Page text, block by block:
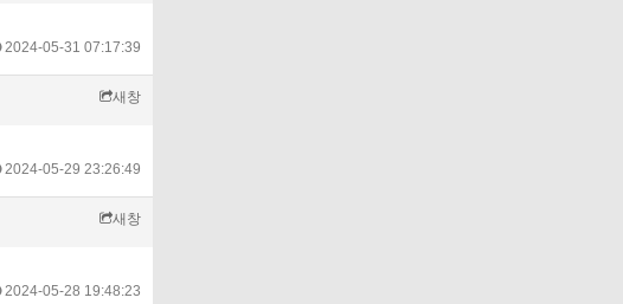
2024-05-31 07:17:39
새창
2024-05-29 23:26:49
새창
2024-05-28 19:48:23